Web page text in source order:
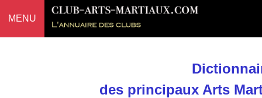
MENU
des principaux Arts